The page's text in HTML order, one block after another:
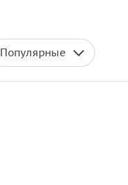
Популярные